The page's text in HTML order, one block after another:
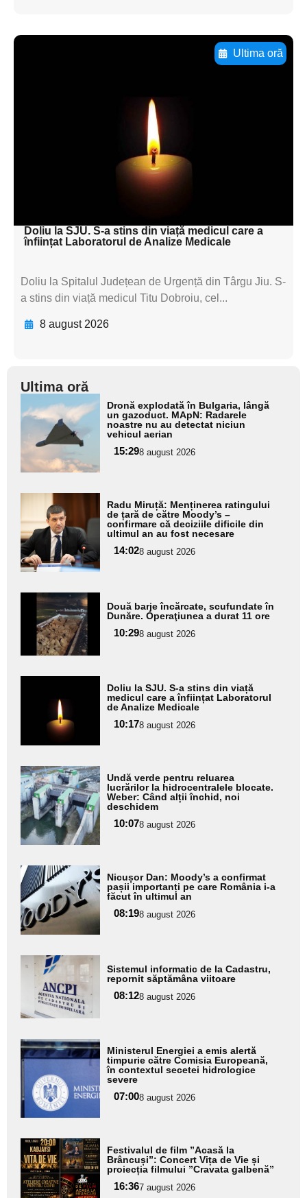
Ultima oră
subtitluAdaugă aici
textul pentru
subtitluAdaugă aici
textul pentru
subtitluAdaugă aici
Doliu la SJU. S-a stins din viață medicul care a
înființat Laboratorul de Analize Medicale
Doliu la Spitalul Județean de Urgență din Târgu Jiu. S-
a stins din viață medicul Titu Dobroiu, cel...
8 august 2026
Ultima oră
Adaugă
aici textul
pentru
subtitlu
Dronă explodată în Bulgaria, lângă
un gazoduct. MApN: Radarele
noastre nu au detectat niciun
vehicul aerian
15:298 august 2026
Adaugă
aici textul
pentru
subtitlu
Radu Miruță: Menținerea ratingului
de țară de către Moody’s –
confirmare că deciziile dificile din
ultimul an au fost necesare
14:028 august 2026
Adaugă
aici textul
pentru
subtitlu
Două barje încărcate, scufundate în
Dunăre. Operaţiunea a durat 11 ore
10:298 august 2026
aici textul
pentru
subtitlu
Doliu la SJU. S-a stins din viață
medicul care a înființat Laboratorul
de Analize Medicale
10:178 august 2026
Adaugă
aici textul
pentru
subtitlu
Undă verde pentru reluarea
lucrărilor la hidrocentralele blocate.
Weber: Când alții închid, noi
deschidem
10:078 august 2026
Adaugă
aici textul
pentru
subtitlu
Nicușor Dan: Moody’s a confirmat
pașii importanți pe care România i-a
făcut în ultimul an
08:198 august 2026
Adaugă
aici textul
pentru
subtitlu
Sistemul informatic de la Cadastru,
repornit săptămâna viitoare
08:128 august 2026
Adaugă
aici textul
pentru
subtitlu
Ministerul Energiei a emis alertă
timpurie către Comisia Europeană,
în contextul secetei hidrologice
severe
07:008 august 2026
Adaugă
aici textul
pentru
subtitlu
Festivalul de film ”Acasă la
Brâncuși”: Concert Vița de Vie și
proiecția filmului ”Cravata galbenă”
16:367 august 2026